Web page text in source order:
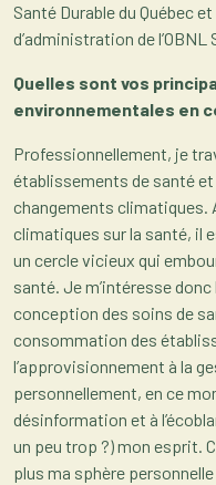
Santé Durable du Québec
d’administration de
Quelles sont vos
environnementales en
Professionnellement, je
établissements de santé
changements climatiques.
climatiques sur la santé, il
un cercle vicieux qui
santé. Je m’intéresse
conception des soins de
consommation des
l’approvisionnement à la
personnellement, en ce
désinformation et à
un peu trop ?) mon esprit.
plus ma sphère